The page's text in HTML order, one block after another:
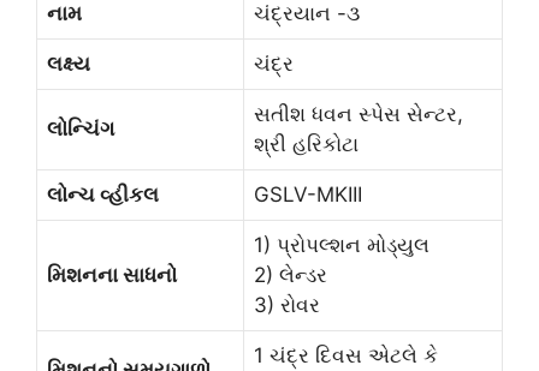
નામ ચંદ્રયાન -૩
લક્ષ્ય ચંદ્ર
લોન્ચિંગ
સતીશ ધવન સ્પેસ સેન્ટર,
શ્રી હરિકોટા
લોન્ચ વ્હીકલ GSLV-MKIII
મિશનના સાધનો
1) પ્રોપલ્શન મોડ્યુલ
2) લેન્ડર
3) રોવર
1 ચંદ્ર દિવસ એટલે કે